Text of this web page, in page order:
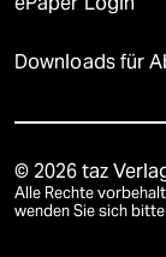
Downloads für
© 2026 taz
Alle Rechte
wenden Sie sich